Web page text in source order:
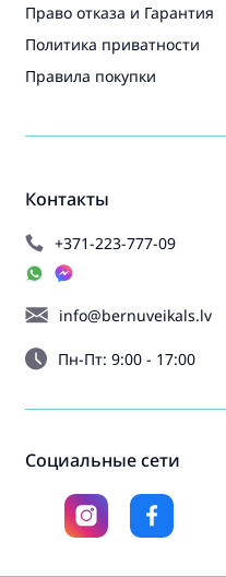
Контакты
+371-223-777-09
info@bernuveikals.lv
Пн-Пт: 9:00 - 17:00
Право отказа и Гарантия
Политика приватности
Правила покупки
Социальные сети